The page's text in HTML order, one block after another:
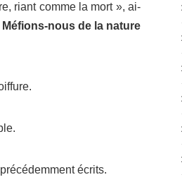
riant comme la mort », ai-
Méfions-nous de la nature
écrits.